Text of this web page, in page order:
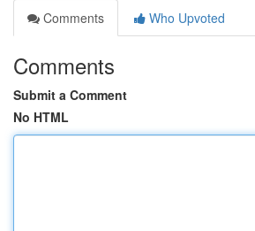
Comments
Who Upvoted
Comments
Submit a Comment
No HTML